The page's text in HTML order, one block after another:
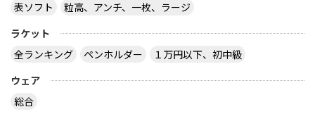
表ソフト
粒高、アンチ、一枚、ラージ
ラケット
全ランキング
ペンホルダー
１万円以下、初中級
ウェア
総合